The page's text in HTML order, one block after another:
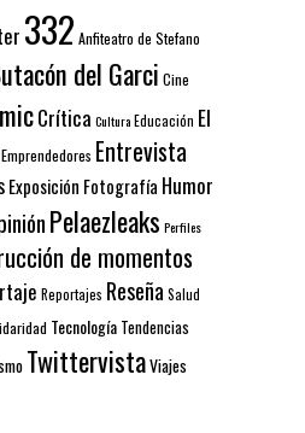
332 Anfiteatro de Stefano
del Garci Cine
Crítica CulturaEducación El
Emprendedores Entrevista
Exposición Fotografía Humor
Pelaezleaks Perfiles
de momentos
Reportajes Reseña Salud
Tecnología Tendencias
TwittervistaViajes